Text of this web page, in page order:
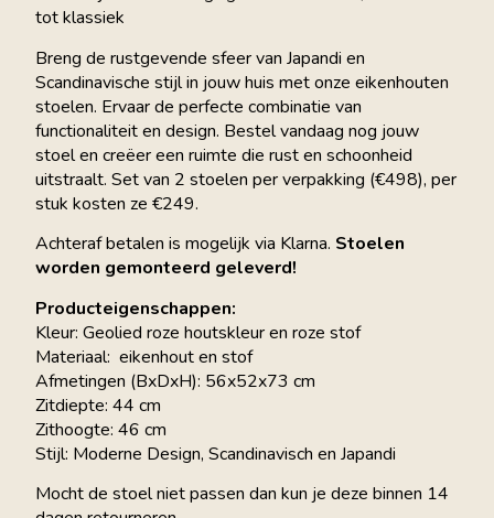
tot klassiek
Breng de rustgevende sfeer van Japandi en
Scandinavische stijl in jouw huis met onze eikenhouten
stoelen. Ervaar de perfecte combinatie van
functionaliteit en design. Bestel vandaag nog jouw
stoel en creëer een ruimte die rust en schoonheid
uitstraalt. Set van 2 stoelen per verpakking (€498), per
stuk kosten ze €249.
Achteraf betalen is mogelijk via Klarna. Stoelen
worden gemonteerd geleverd!
Producteigenschappen:
Kleur: Geolied roze houtskleur en roze stof
Materiaal: eikenhout en stof
Afmetingen (BxDxH): 56x52x73 cm
Zitdiepte: 44 cm
Zithoogte: 46 cm
Stijl: Moderne Design, Scandinavisch en Japandi
Mocht de stoel niet passen dan kun je deze binnen 14